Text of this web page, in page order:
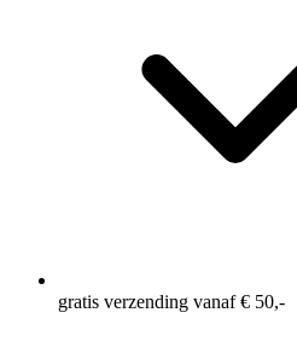
gratis verzending vanaf € 50,-